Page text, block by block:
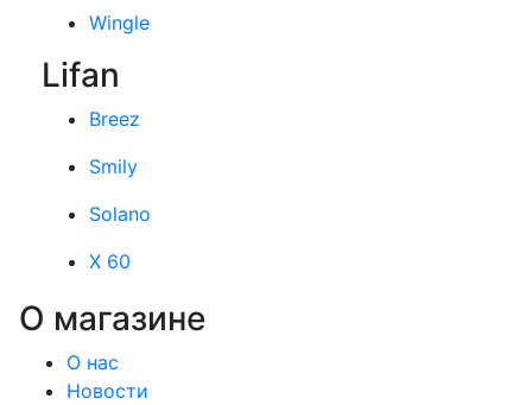
Wingle
Lifan
Breez
Smily
Solano
X 60
О магазине
О нас
Новости